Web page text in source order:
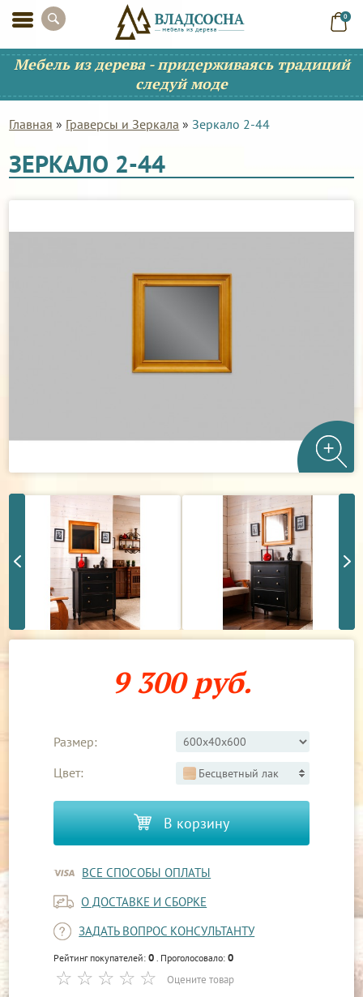
0
Мебель из дерева - придерживаясь традиций
следуй моде
Главная » Граверсы и Зеркала »Зеркало 2-44
ЗЕРКАЛО 2-44
9 300 руб.
Размер:
Цвет:
Бесцветный лак
В корзину
ВСЕ СПОСОБЫ ОПЛАТЫ
О ДОСТАВКЕ И СБОРКЕ
ЗАДАТЬ ВОПРОС КОНСУЛЬТАНТУ
Рейтинг покупателей:0. Проголосовало:0
Оцените товар